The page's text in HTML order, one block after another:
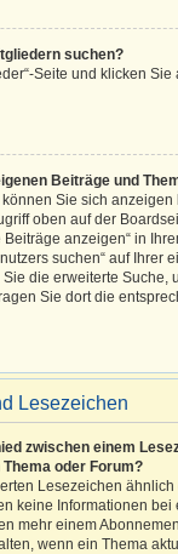
suchen?
Seite und klicken Sie
Beiträge und
Sie sich
oben auf der
Beiträge anzeigen“ in
suchen“ auf Ihrer
die erweiterte Suche,
Sie dort die
Lesezeichen
zwischen einem
oder Forum?
Lesezeichen
keine Informationen
mehr einem
wenn ein Thema